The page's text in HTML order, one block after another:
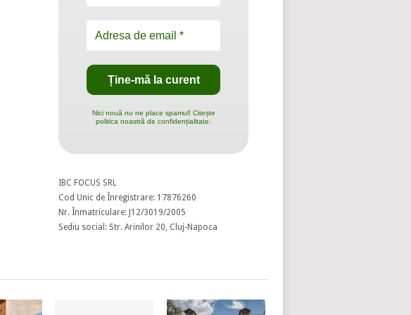
Nici nouă nu ne place spamul! Citește
politica noastră de confidențialitate.
IBC FOCUS SRL
Cod Unic de Înregistrare: 17876260
Nr. Înmatriculare: J12/3019/2005
Sediu social: Str. Arinilor 20, Cluj-Napoca